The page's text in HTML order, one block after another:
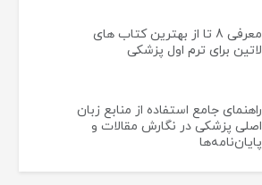
معرفی 8 تا از بهترین کتاب های
لاتین برای ترم اول پزشکی
راهنمای جامع استفاده از منابع زبان
اصلی پزشکی در نگارش مقالات و
پایان‌نامه‌ها